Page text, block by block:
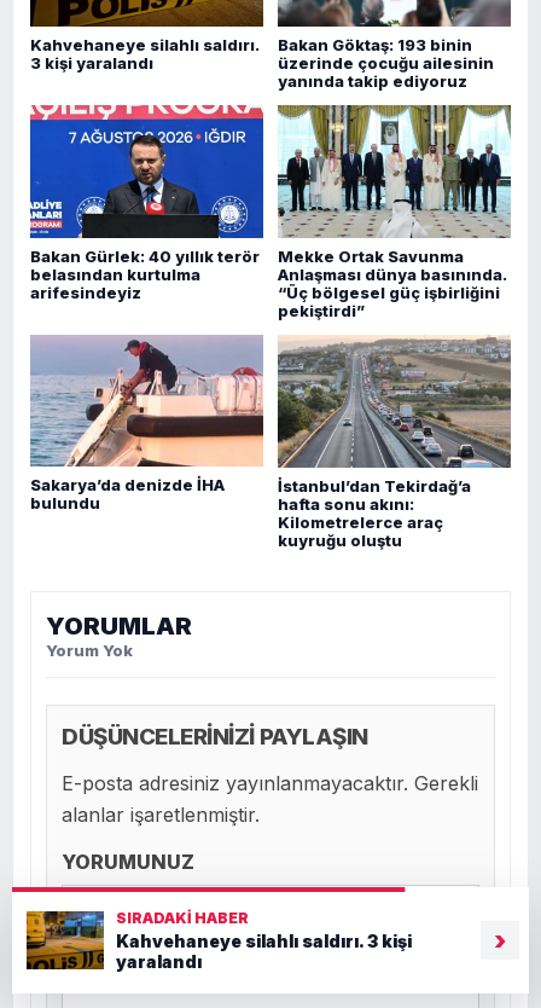
Kahvehaneye silahlı saldırı.
3 kişi yaralandı
Bakan Göktaş: 193 binin
üzerinde çocuğu ailesinin
yanında takip ediyoruz
Bakan Gürlek: 40 yıllık terör
belasından kurtulma
arifesindeyiz
Mekke Ortak Savunma
Anlaşması dünya basınında.
“Üç bölgesel güç işbirliğini
pekiştirdi”
Sakarya’da denizde İHA
bulundu
İstanbul’dan Tekirdağ’a
hafta sonu akını:
Kilometrelerce araç
kuyruğu oluştu
YORUMLAR
Yorum Yok
DÜŞÜNCELERİNİZİ PAYLAŞIN
E-posta adresiniz yayınlanmayacaktır. Gerekli
alanlar işaretlenmiştir.
YORUMUNUZ
SIRADAKI HABER
Kahvehaneye silahlı saldırı. 3 kişi
yaralandı
›